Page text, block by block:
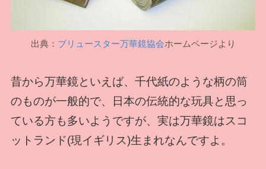
出典： ブリュースター万華鏡協会ホームページより
昔から万華鏡といえば、千代紙のような柄の筒
のものが一般的で、日本の伝統的な玩具と思っ
ている方も多いようですが、実は万華鏡はスコ
ットランド(現イギリス)生まれなんですよ。